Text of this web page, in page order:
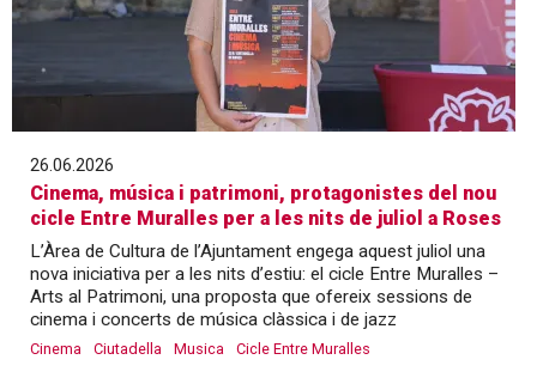
26.06.2026
Cinema, música i patrimoni, protagonistes del nou
cicle Entre Muralles per a les nits de juliol a Roses
L’Àrea de Cultura de l’Ajuntament engega aquest juliol una
nova iniciativa per a les nits d’estiu: el cicle Entre Muralles –
Arts al Patrimoni, una proposta que ofereix sessions de
cinema i concerts de música clàssica i de jazz
Cinema Ciutadella Musica Cicle Entre Muralles